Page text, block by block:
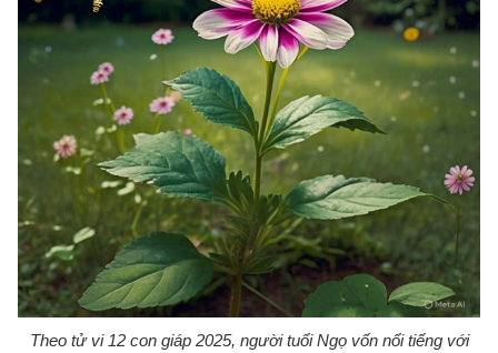
Theo tử vi 12 con giáp 2025, người tuổi Ngọ vốn nổi tiếng với